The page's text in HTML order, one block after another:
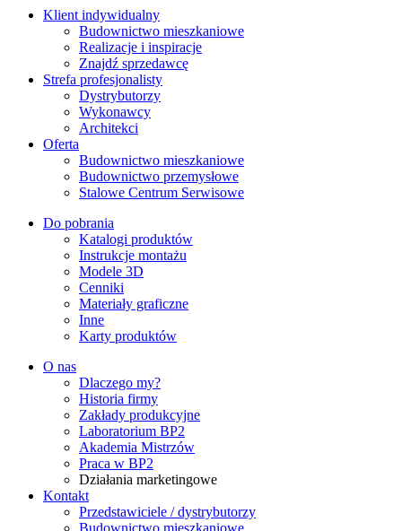
Klient indywidualny
Budownictwo mieszkaniowe
Realizacje i inspiracje
Znajdź sprzedawcę
Strefa profesjonalisty
Dystrybutorzy
Wykonawcy
Architekci
Oferta
Budownictwo mieszkaniowe
Budownictwo przemysłowe
Stalowe Centrum Serwisowe
Do pobrania
Katalogi produktów
Instrukcje montażu
Modele 3D
Cenniki
Materiały graficzne
Inne
Karty produktów
O nas
Dlaczego my?
Historia firmy
Zakłady produkcyjne
Laboratorium BP2
Akademia Mistrzów
Praca w BP2
Działania marketingowe
Kontakt
Przedstawiciele / dystrybutorzy